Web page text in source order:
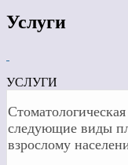
Услуги
УСЛУГИ
следующие виды
взрослому